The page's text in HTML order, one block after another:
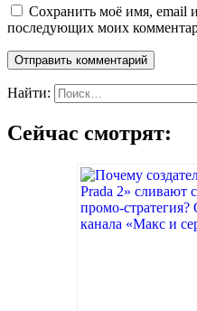
Сохранить моё имя, email
последующих моих
Найти:
Сейчас смотрят: